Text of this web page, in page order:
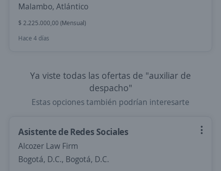
Malambo, Atlántico
$ 2.225.000,00 (Mensual)
Hace 4 días
Ya viste todas las ofertas de "auxiliar de
despacho"
Estas opciones también podrían interesarte
Asistente de Redes Sociales
Alcozer Law Firm
Bogotá, D.C., Bogotá, D.C.